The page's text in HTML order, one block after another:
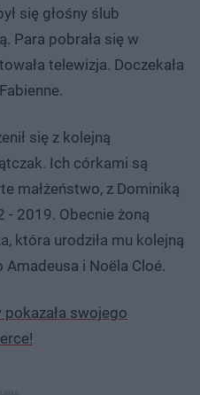
się głośny ślub
Para pobrała się w
telewizja. Doczekała
się z kolejną
Ich córkami są
małżeństwo, z Dominiką
- 2019. Obecnie żoną
która urodziła mu kolejną
i Noëla Cloé.
swojego